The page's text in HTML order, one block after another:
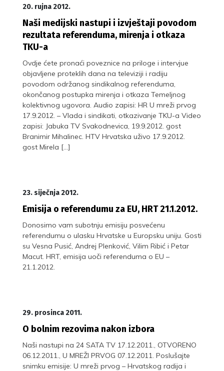
20. rujna 2012.
Naši medijski nastupi i izvještaji povodom
rezultata referenduma, mirenja i otkaza
TKU-a
Ovdje ćete pronaći poveznice na priloge i intervjue
objavljene proteklih dana na televiziji i radiju
povodom održanog sindikalnog referenduma,
okončanog postupka mirenja i otkaza Temeljnog
kolektivnog ugovora. Audio zapisi: HR U mreži prvog
17.9.2012. – Vlada i sindikati, otkazivanje TKU-a Video
zapisi: Jabuka TV Svakodnevica, 19.9.2012. gost
Branimir Mihalinec. HTV Hrvatska uživo 17.9.2012.
gost Mirela […]
23. siječnja 2012.
Emisija o referendumu za EU, HRT 21.1.2012.
Donosimo vam subotnju emisiju posvećenu
referendumu o ulasku Hrvatske u Europsku uniju. Gosti
su Vesna Pusić, Andrej Plenković, Vilim Ribić i Petar
Macut. HRT, emisija uoči referenduma o EU –
21.1.2012.
29. prosinca 2011.
O bolnim rezovima nakon izbora
Naši nastupi na 24 SATA TV 17.12.2011., OTVORENO
06.12.2011., U MREŽI PRVOG 07.12.2011. Poslušajte
snimku emisije: U mreži prvog – Hrvatskog radija i